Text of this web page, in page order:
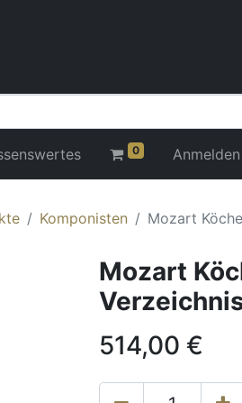
0 Anmelden
Komponisten Mozart
Mozart
514,00 €